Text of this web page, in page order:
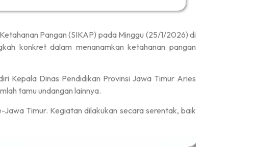
Pangan (SIKAP) pada Minggu (25/1/2026) di
konkret dalam menanamkan ketahanan pangan
Kepala Dinas Pendidikan Provinsi Jawa Timur Aries
tamu undangan lainnya.
Timur. Kegiatan dilakukan secara serentak, baik